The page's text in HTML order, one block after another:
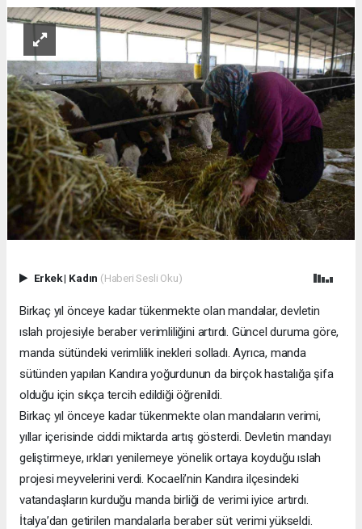
Erkek| Kadın (Haberi Sesli Oku)
Birkaç yıl önceye kadar tükenmekte olan mandalar, devletin
ıslah projesiyle beraber verimliliğini artırdı. Güncel duruma göre,
manda sütündeki verimlilik inekleri solladı. Ayrıca, manda
sütünden yapılan Kandıra yoğurdunun da birçok hastalığa şifa
olduğu için sıkça tercih edildiği öğrenildi.
Birkaç yıl önceye kadar tükenmekte olan mandaların verimi,
yıllar içerisinde ciddi miktarda artış gösterdi. Devletin mandayı
geliştirmeye, ırkları yenilemeye yönelik ortaya koyduğu ıslah
projesi meyvelerini verdi. Kocaeli’nin Kandıra ilçesindeki
vatandaşların kurduğu manda birliği de verimi iyice artırdı.
İtalya’dan getirilen mandalarla beraber süt verimi yükseldi.